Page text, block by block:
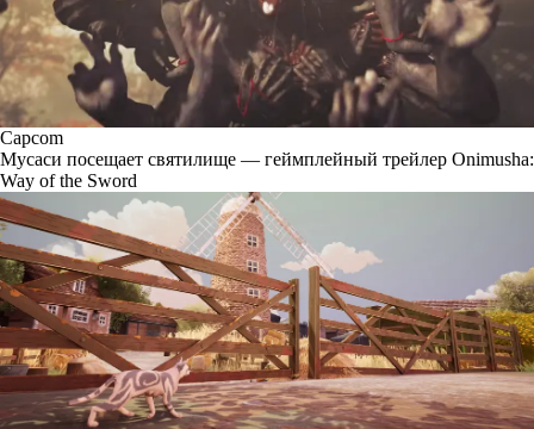
Capcom
Мусаси посещает святилище — геймплейный трейлер Onimusha:
Way of the Sword